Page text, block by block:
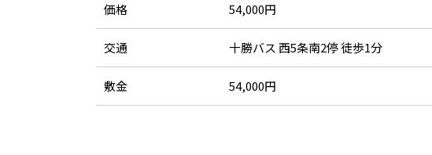
価格 54,000円
交通 十勝バス 西5条南2停 徒歩1分
敷金 54,000円